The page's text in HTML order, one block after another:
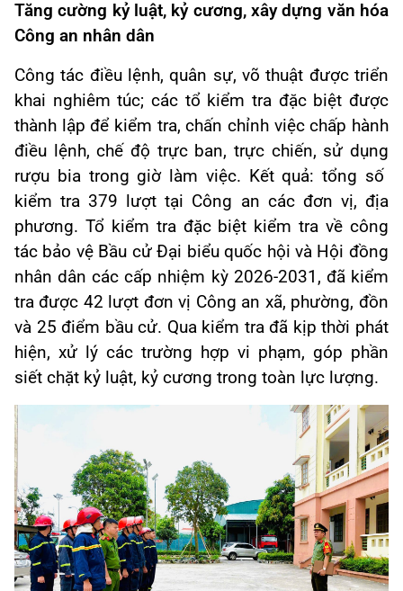
Tăng cường kỷ luật, kỷ cương, xây dựng văn hóa
Công an nhân dân
Công tác điều lệnh, quân sự, võ thuật được triển
khai nghiêm túc; các tổ kiểm tra đặc biệt được
thành lập để kiểm tra, chấn chỉnh việc chấp hành
điều lệnh, chế độ trực ban, trực chiến, sử dụng
rượu bia trong giờ làm việc. Kết quả: tổng số
kiểm tra 379 lượt tại Công an các đơn vị, địa
phương. Tổ kiểm tra đặc biệt kiểm tra về công
tác bảo vệ Bầu cử Đại biểu quốc hội và Hội đồng
nhân dân các cấp nhiệm kỳ 2026-2031, đã kiểm
tra được 42 lượt đơn vị Công an xã, phường, đồn
và 25 điểm bầu cử. Qua kiểm tra đã kịp thời phát
hiện, xử lý các trường hợp vi phạm, góp phần
siết chặt kỷ luật, kỷ cương trong toàn lực lượng.